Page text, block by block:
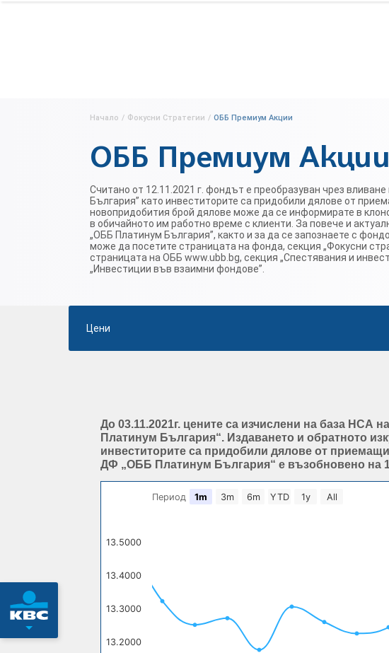
Начало / Фокусни Стратегии / ОББ Премиум Акции
ОББ Премиум Акции
Считано от 12.11.2021 г. фондът е преобразуван чрез
България” като инвеститорите са придобили дялове от
новопридобития брой дялове може да се информирате в
в обичайното им работно време с клиенти. За повече и
„ОББ Платинум България”, както и за да се запознаете с
може да посетите страницата на фонда, секция „Фокусни
страницата на ОББ www.ubb.bg, секция „Спестявания и
„Инвестиции във взаимни фондове”.
Цени
До 03.11.2021г. цените са изчислени на база НСА
Платинум България“. Издаването и обратното
инвеститорите са придобили дялове от
ДФ „ОББ Платинум България“ е възобновено на
Период 1m 3m 6m YTD 1y All
13.2000
13.3000
13.4000
13.5000